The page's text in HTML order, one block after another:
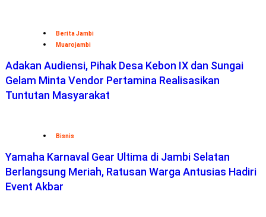
Berita Jambi
Muarojambi
Adakan Audiensi, Pihak Desa Kebon IX dan Sungai
Gelam Minta Vendor Pertamina Realisasikan
Tuntutan Masyarakat
Bisnis
Yamaha Karnaval Gear Ultima di Jambi Selatan
Berlangsung Meriah, Ratusan Warga Antusias Hadiri
Event Akbar